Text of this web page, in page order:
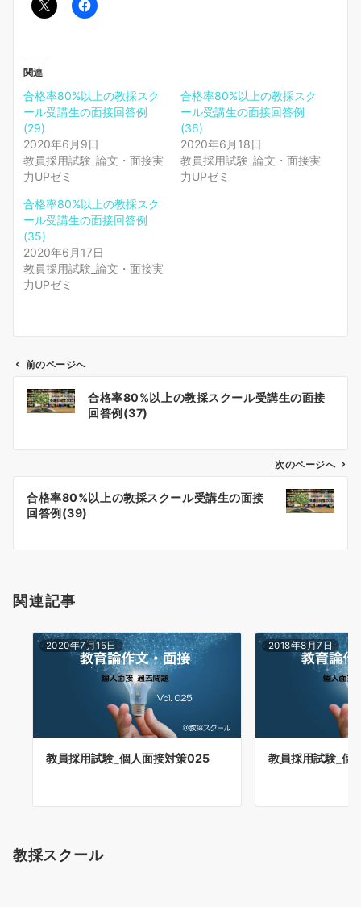
関連
合格率80%以上の教採スク
ール受講生の面接回答例
(29)
2020年6月9日
教員採用試験_論文・面接実
力UPゼミ
合格率80%以上の教採スク
ール受講生の面接回答例
(36)
2020年6月18日
教員採用試験_論文・面接実
力UPゼミ
合格率80%以上の教採スク
ール受講生の面接回答例
(35)
2020年6月17日
教員採用試験_論文・面接実
力UPゼミ
ン
前のページへ
合格率80%以上の教採スクール受講生の面接
回答例(37)
次のページへ
合格率80%以上の教採スクール受講生の面接
回答例(39)
関連記事
2020年7月15日
教員採用試験_個人面接対策025
2018年8月7日
教員採用試験_個
教採スクール